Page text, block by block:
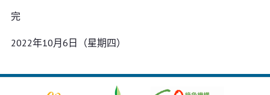
完
2022年10月6日（星期四）